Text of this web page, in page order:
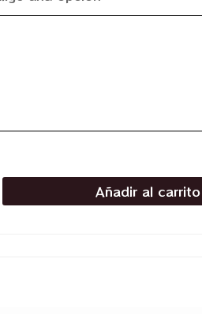
Añadir al carrito